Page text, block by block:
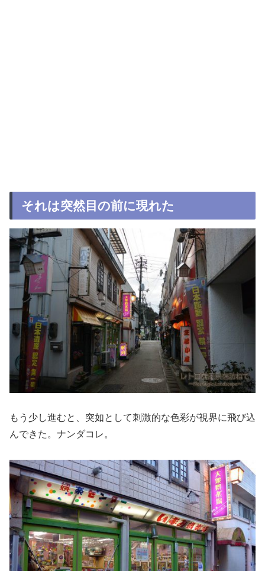
それは突然目の前に現れた
もう少し進むと、突如として刺激的な色彩が視界に飛び込
んできた。ナンダコレ。